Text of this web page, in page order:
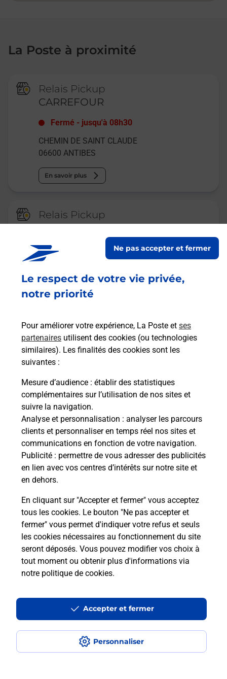
Le respect de votre vie privée,
notre priorité
Pour améliorer votre expérience, La Poste et ses
partenaires utilisent des cookies (ou technologies
similaires). Les finalités des cookies sont les
suivantes :
Mesure d’audience : établir des statistiques
complémentaires sur l’utilisation de nos sites et
suivre la navigation.
Analyse et personnalisation : analyser les parcours
clients et personnaliser en temps réel nos sites et
communications en fonction de votre navigation.
Publicité : permettre de vous adresser des publicités
en lien avec vos centres d’intérêts sur notre site et
en dehors.
En cliquant sur "Accepter et fermer" vous acceptez
tous les cookies. Le bouton "Ne pas accepter et
fermer" vous permet d'indiquer votre refus et seuls
les cookies nécessaires au fonctionnement du site
seront déposés. Vous pouvez modifier vos choix à
tout moment ou obtenir plus d'informations via
notre politique de cookies.
Personnaliser
Ne pas accepter et fermer
Accepter et fermer
La Poste à proximité
Relais Pickup
CARREFOUR
Fermé - jusqu'à 08h30
CHEMIN DE SAINT CLAUDE
06600 ANTIBES
En savoir plus
Relais Pickup
CONSIGNE LOCKER ST CLAUDE
jusqu'à 23h59
1242 CHEMIN DE SAINT CLAUDE
06600 ANTIBES
Malin !
La Poste
en ligne
Ouvert 24h/24
En savoir plus
ANTIBES
CONSIGNE PICKUP CARREFOUR ANTIBES
Accessibilité : partiellement conforme
Conditions contractuelles
Mentions légales